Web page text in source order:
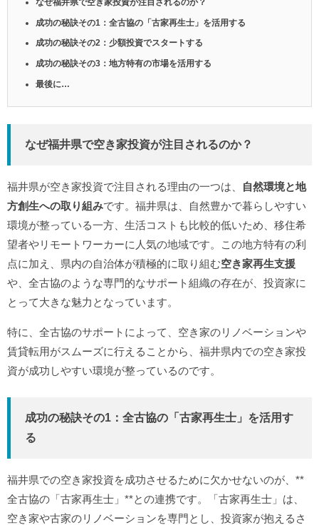
なぜ福井県で空き家投資が注目されるのか？
成功の秘訣その1：全古協の「古家再生士」を活用する
成功の秘訣その2：少額投資でスタートする
成功の秘訣その3：地方特有の市場を活用する
最後に…
なぜ福井県で空き家投資が注目されるのか？
福井県が空き家投資で注目される理由の一つは、
自然環境と地
方創生への取り組みです。福井県は、自然豊かで暮らしやすい
環境が整っている一方、生活コストも比較的低いため、移住希
望者やリモートワーカーに人気の地域です。この地方特有の利
点に加え、県内の自治体が積極的に取り組む空き家再生支援
や、全古協のような専門的なサポート組織の存在が、投資家に
とって大きな魅力となっています。
特に、全古協のサポートによって、空き家のリノベーションや
賃貸転用がスムーズに行えることから、福井県内での空き家投
資が成功しやすい環境が整っているのです。
成功の秘訣その1：全古協の「古家再生士」を活用す
る
福井県での空き家投資を成功させるために欠かせないのが、**
全古協の「古家再生士」**との連携です。「古家再生士」は、
空き家や古家のリノベーションを専門とし、投資家が抱えるさ